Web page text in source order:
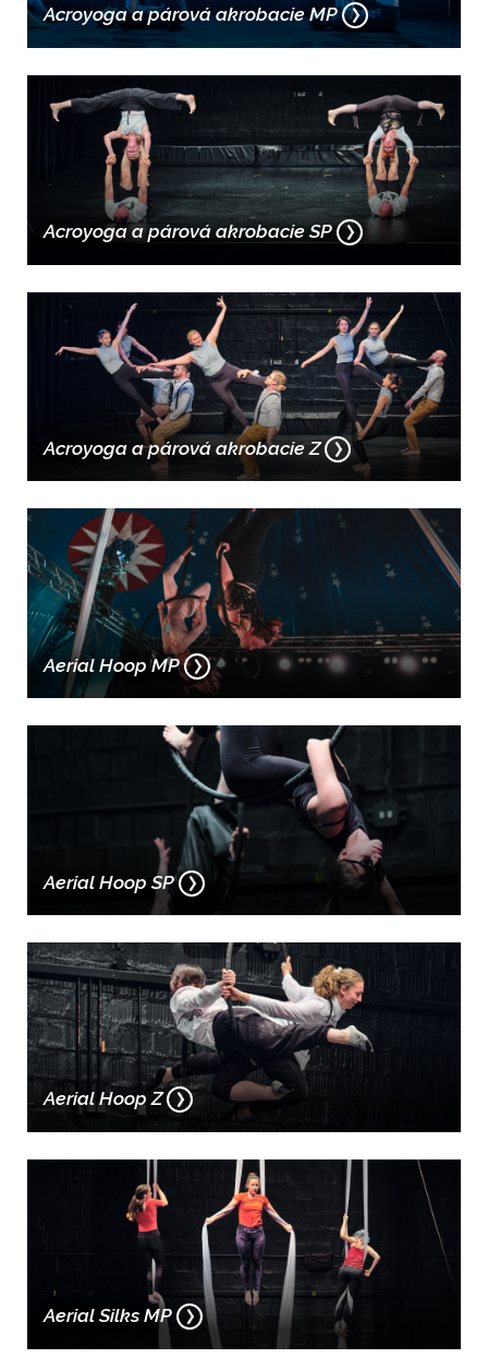
Acroyoga a párová akrobacie MP
Acroyoga a párová akrobacie SP
Acroyoga a párová akrobacie Z
Aerial Hoop MP
Aerial Hoop SP
Aerial Hoop Z
Aerial Silks MP